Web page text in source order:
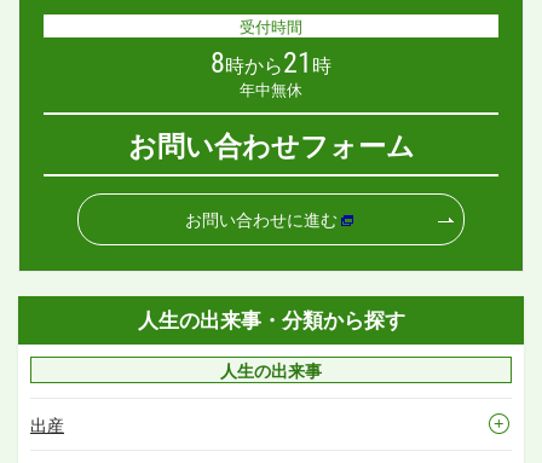
受付時間
8時から21 時
年中無休
お問い合わせフォーム
お問い合わせに進む
人生の出来事・分類から探す
人生の出来事
出産